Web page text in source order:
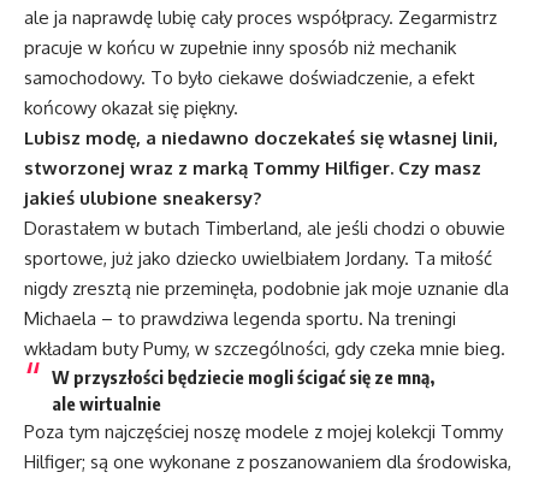
ale ja naprawdę lubię cały proces współpracy. Zegarmistrz
pracuje w końcu w zupełnie inny sposób niż mechanik
samochodowy. To było ciekawe doświadczenie, a efekt
końcowy okazał się piękny.
Lubisz modę, a niedawno doczekałeś się własnej linii,
stworzonej wraz z marką Tommy Hilfiger. Czy masz
jakieś ulubione sneakersy?
Dorastałem w butach Timberland, ale jeśli chodzi o obuwie
sportowe, już jako dziecko uwielbiałem Jordany. Ta miłość
nigdy zresztą nie przeminęła, podobnie jak moje uznanie dla
Michaela – to prawdziwa legenda sportu. Na treningi
wkładam buty Pumy, w szczególności, gdy czeka mnie bieg.
W przyszłości będziecie mogli ścigać się ze mną,
ale wirtualnie
Poza tym najczęściej noszę modele z mojej kolekcji Tommy
Hilfiger; są one wykonane z poszanowaniem dla środowiska,